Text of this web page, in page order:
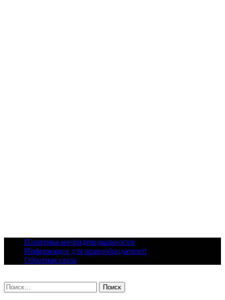
content
Политика конфиденциальности
Информация для правообладателей
Обратная связь
Найти: